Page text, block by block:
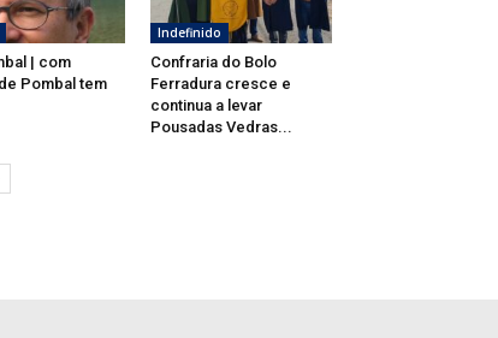
| com
Pombal tem
Indefinido
Confraria do Bolo
Ferradura cresce e
continua a levar
Pousadas Vedras...